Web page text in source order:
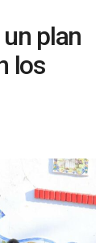
plan
los